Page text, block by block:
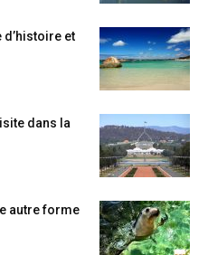
d’histoire et
dans la
autre forme